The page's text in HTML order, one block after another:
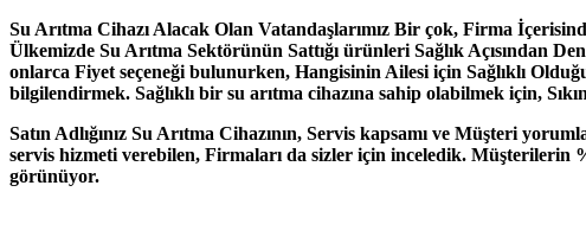
Su Arıtma Cihazı Alacak Olan Vatandaşlarımız Bir çok, Firma
Ülkemizde Su Arıtma Sektörünün Sattığı ürünleri Sağlık Açısından
onlarca Fiyet seçeneği bulunurken, Hangisinin Ailesi için Sağlıklı
bilgilendirmek. Sağlıklı bir su arıtma cihazına sahip olabilmek için,
Satın Adlığınız Su Arıtma Cihazının, Servis kapsamı ve Müşteri
servis hizmeti verebilen, Firmaları da sizler için inceledik. Müşterilerin
görünüyor.